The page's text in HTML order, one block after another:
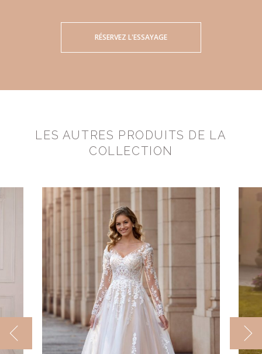
RÉSERVEZ L'ESSAYAGE
LES AUTRES PRODUITS DE LA
COLLECTION